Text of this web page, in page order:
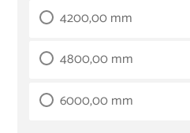
4200,00 mm
4800,00 mm
6000,00 mm